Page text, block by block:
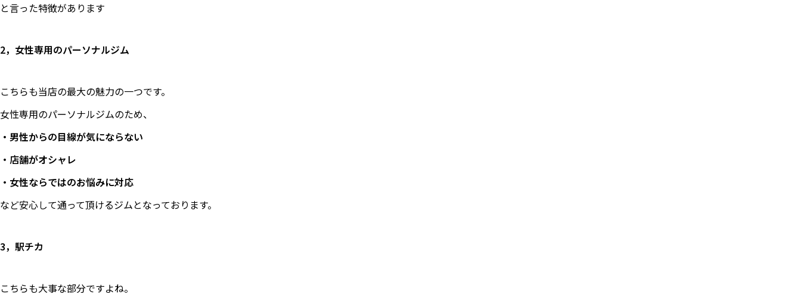
と言った特徴があります
2，女性専用のパーソナルジム
こちらも当店の最大の魅力の一つです。
女性専用のパーソナルジムのため、
・男性からの目線が気にならない
・店舗がオシャレ
・女性ならではのお悩みに対応
など安心して通って頂けるジムとなっております。
3，駅チカ
こちらも大事な部分ですよね。